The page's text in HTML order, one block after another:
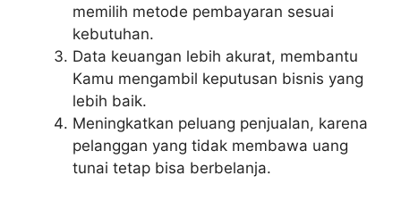
memilih metode pembayaran sesuai
kebutuhan.
Data keuangan lebih akurat, membantu
Kamu mengambil keputusan bisnis yang
lebih baik.
Meningkatkan peluang penjualan, karena
pelanggan yang tidak membawa uang
tunai tetap bisa berbelanja.